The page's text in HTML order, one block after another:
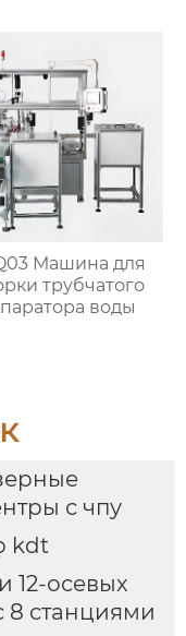
производства
металла
Машина для
трубчатого
воды
с чпу
kdt
12-осевых
8 станциями